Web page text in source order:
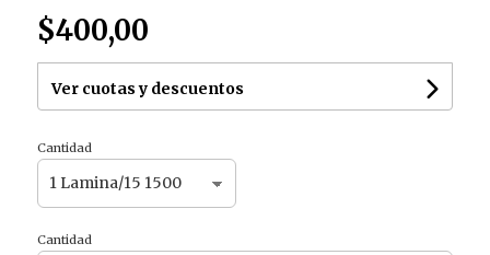
$400,00
Ver cuotas y descuentos
Cantidad
Cantidad